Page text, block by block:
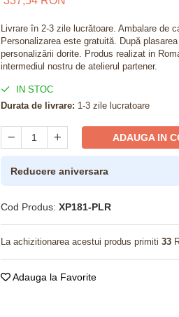
Livrare în 2-3 zile lucrătoare. Ambalare de
Personalizarea este gratuită. După
personalizării dorite. Produs realizat in
intermediul nostru de atelierul partener.
IN STOC
Durata de livrare: 1-3 zile lucratoare
ADAUGA IN
Reducere aniversara
Cod Produs: XP181-PLR
La achizitionarea acestui produs primiti 33
Adauga la Favorite